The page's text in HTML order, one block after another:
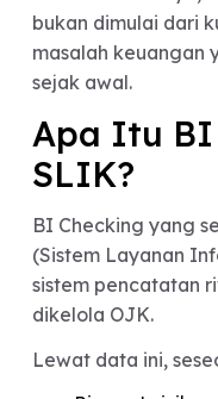
serius atau
lain, banyak juga
finansial justru
Karena
masalah
sejak awal.
Apa Itu
SLIK?